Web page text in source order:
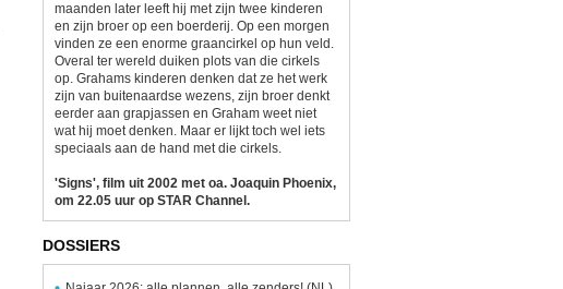
maanden later leeft hij met zijn twee kinderen
en zijn broer op een boerderij. Op een morgen
vinden ze een enorme graancirkel op hun veld.
Overal ter wereld duiken plots van die cirkels
op. Grahams kinderen denken dat ze het werk
zijn van buitenaardse wezens, zijn broer denkt
eerder aan grapjassen en Graham weet niet
wat hij moet denken. Maar er lijkt toch wel iets
speciaals aan de hand met die cirkels.
'Signs', film uit 2002 met oa. Joaquin Phoenix,
om 22.05 uur op STAR Channel.
DOSSIERS